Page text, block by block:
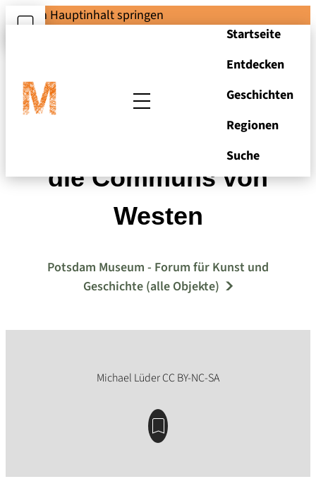
Zum Hauptinhalt springen
Startseite
Entdecken
Geschichten
Regionen
Suche
Das Neue Palais und
die Communs von
Westen
Potsdam Museum - Forum für Kunst und
Geschichte (alle Objekte)